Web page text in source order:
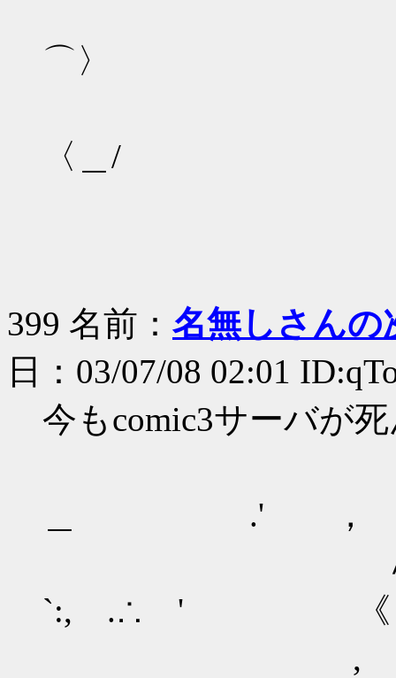
⌒〉
〈＿/
399 名前： 名無しさんの
日：03/07/08 02:01
今もcomic3サーバが
＿ .' ， ．.
∧ _ - ―
`:, .∴ ' 《 TД
, -''￣